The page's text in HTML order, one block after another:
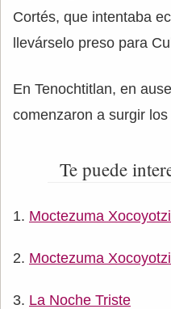
Cortés, que intentaba
llevárselo preso para
En Tenochtitlan, en
comenzaron a surgir
Te puede
Moctezuma
Moctezuma
La Noche Triste